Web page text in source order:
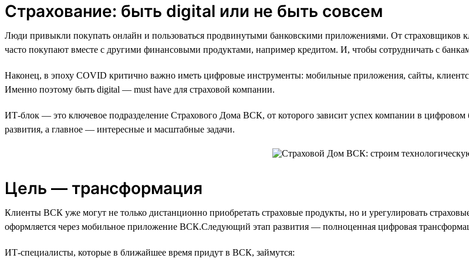
Страхование: быть digital или не быть совсем
Люди привыкли покупать онлайн и пользоваться продвинутыми банковскими приложениями. От страховщиков
часто покупают вместе с другими финансовыми продуктами, например кредитом. И, чтобы сотрудничать с
Наконец, в эпоху COVID критично важно иметь цифровые инструменты: мобильные приложения, сайты,
Именно поэтому быть digital — must have для страховой компании.
ИТ-блок — это ключевое подразделение Страхового Дома ВСК, от которого зависит успех компании в
развития, а главное — интересные и масштабные задачи.
Цель — трансформация
Клиенты ВСК уже могут не только дистанционно приобретать страховые продукты, но и урегулировать
оформляется через мобильное приложение ВСК.Следующий этап развития — полноценная цифровая
ИТ-специалисты, которые в ближайшее время придут в ВСК, займутся: